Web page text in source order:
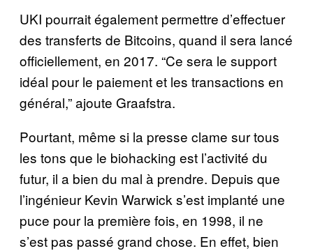
UKI pourrait également permettre d’effectuer
des transferts de Bitcoins, quand il sera lancé
officiellement, en 2017. “Ce sera le support
idéal pour le paiement et les transactions en
général,” ajoute Graafstra.
Pourtant, même si la presse clame sur tous
les tons que le biohacking est l’activité du
futur, il a bien du mal à prendre. Depuis que
l’ingénieur Kevin Warwick s’est implanté une
puce pour la première fois, en 1998, il ne
s’est pas passé grand chose. En effet, bien